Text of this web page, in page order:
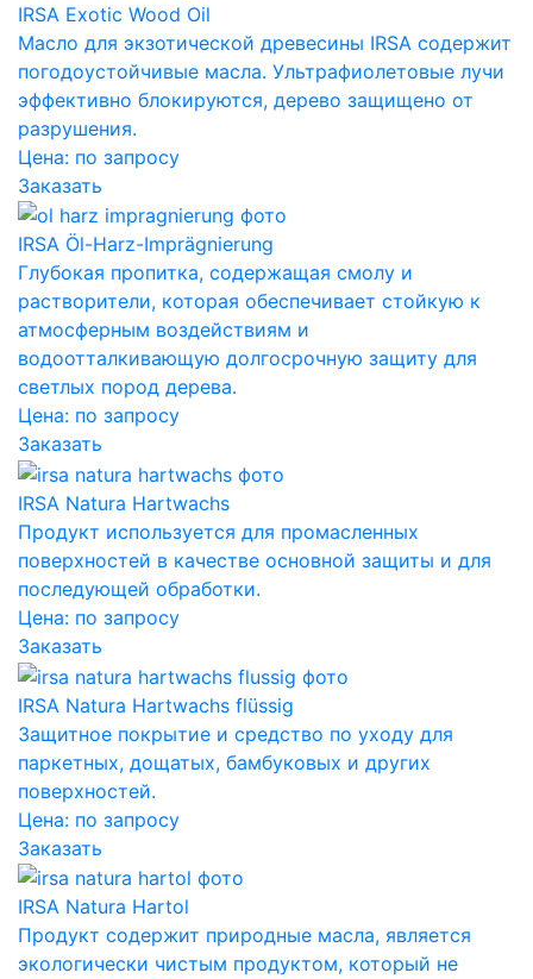
IRSA Exotic Wood Oil
Масло для экзотической древесины IRSA содержит
погодоустойчивые масла. Ультрафиолетовые лучи
эффективно блокируются, дерево защищено от
разрушения.
Цена: по запросу
Заказать
IRSA Öl-Harz-Imprägnierung
Глубокая пропитка, содержащая смолу и
растворители, которая обеспечивает стойкую к
атмосферным воздействиям и
водоотталкивающую долгосрочную защиту для
светлых пород дерева.
Цена: по запросу
Заказать
IRSA Natura Hartwachs
Продукт используется для промасленных
поверхностей в качестве основной защиты и для
последующей обработки.
Цена: по запросу
Заказать
IRSA Natura Hartwachs flüssig
Защитное покрытие и средство по уходу для
паркетных, дощатых, бамбуковых и других
поверхностей.
Цена: по запросу
Заказать
IRSA Natura Hartol
Продукт содержит природные масла, является
экологически чистым продуктом, который не